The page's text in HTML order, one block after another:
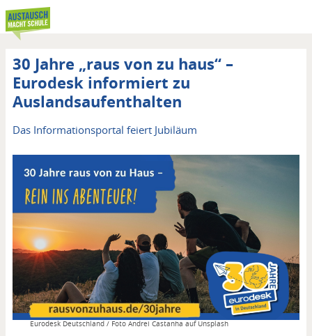
Direkt
zum
Inhalt
30 Jahre „raus von zu haus“ –
Eurodesk informiert zu
Auslandsaufenthalten
Untertitel
Das Informationsportal feiert Jubiläum
Copyright
Eurodesk Deutschland / Foto Andrei Castanha auf Unsplash